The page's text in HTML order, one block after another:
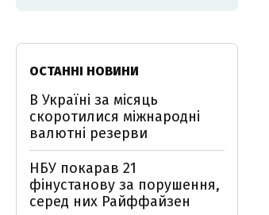
ОСТАННІ НОВИНИ
В Україні за місяць
скоротилися міжнародні
валютні резерви
НБУ покарав 21
фінустанову за порушення,
серед них Райффайзен